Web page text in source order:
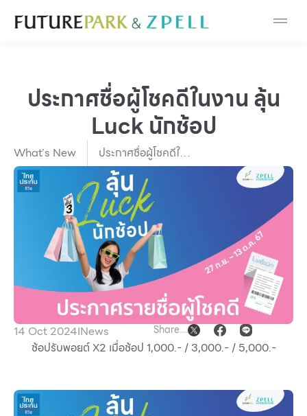
Cosmetic
Fashion
Furniture
Gold & Jewelry
Mobile
Other
Service
ประกาศชื่อผู้โชคดีในงาน ลุ้น
Luck นักช้อป
What’s New
ประกาศชื่อผู้โชคดีใน
งาน ลุ้น Luck นักช้อป
14 Oct 2024INews Share
ช้อปรับพอยต์ X2 เมื่อช้อป 1,000.- / 3,000.- / 5,000.-